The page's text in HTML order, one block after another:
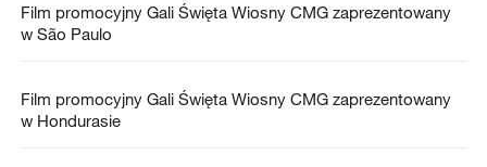
Film promocyjny Gali Święta Wiosny CMG zaprezentowany
w São Paulo
Film promocyjny Gali Święta Wiosny CMG zaprezentowany
w Hondurasie